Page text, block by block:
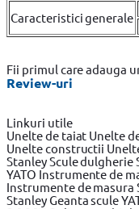
Caracteristici generale
Fii primul care adauga
Review-uri
Linkuri utile
Unelte de taiat Unelte
Unelte constructii
StanleyScule dulgherie
YATO Instrumente de
Instrumente de masura
StanleyGeanta scule